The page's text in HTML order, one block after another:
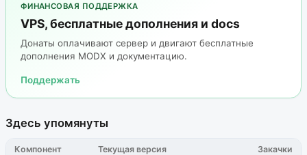
ФИНАНСОВАЯ ПОДДЕРЖКА
VPS, бесплатные дополнения и docs
Донаты оплачивают сервер и двигают бесплатные
дополнения MODX и документацию.
Поддержать
Здесь упомянуты
Компонент Текущая версия Закачки